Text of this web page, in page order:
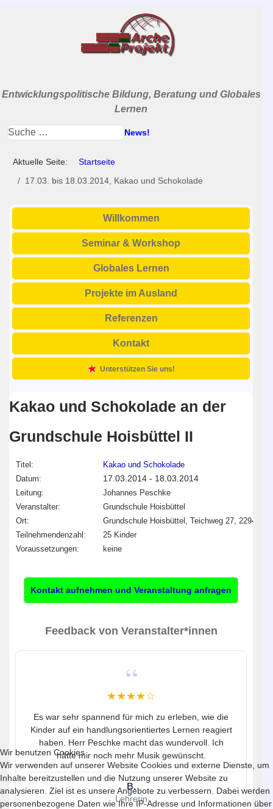
Entwicklungspolitische Bildung, Beratung und Globales
Lernen
News!
Aktuelle Seite:
Startseite
17.03. bis 18.03.2014, Kakao und Schokolade
Willkommen
Seminar & Workshop
Globales Lernen
Projekte im Ausland
Referenzen
Kontakt
Unterstützen Sie uns!
Kakao und Schokolade an der
Grundschule Hoisbüttel II
Titel:
Kakao und Schokolade
Datum:
17.03.2014 - 18.03.2014
Leitung:
Johannes Peschke
Veranstalter:
Grundschule Hoisbüttel
Ort:
Grundschule Hoisbüttel, Teichweg 27, 22949
Teilnehmendenzahl:
25 Kinder
Voraussetzungen:
keine
Kontakt aufnehmen und Veranstaltung anfragen
Feedback von Veranstalter*innen
★★★★☆
Es war sehr spannend für mich zu erleben, wie die
Kinder auf ein handlungsorientiertes Lernen reagiert
haben. Herr Peschke macht das wundervoll. Ich
hätte mir noch mehr Musik gewünscht.
B.
Lehrerin
Wir benutzen Cookies
Wir verwenden auf unserer Website Cookies und externe Dienste, um
Inhalte bereitzustellen und die Nutzung unserer Website zu
analysieren. Ziel ist es unsere Angebote zu verbessern. Dabei werden
personenbezogene Daten wie Ihre IP-Adresse und Informationen über